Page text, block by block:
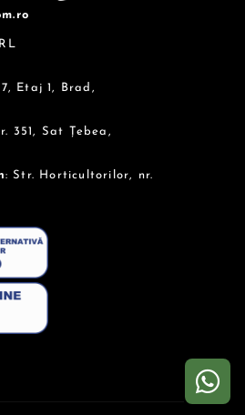
Etaj 1, Brad,
351, Sat Țebea,
: Str. Horticultorilor, nr.